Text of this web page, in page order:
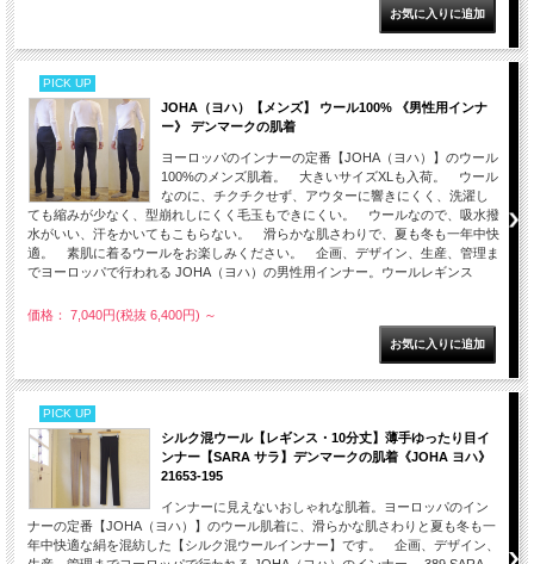
PICK UP
JOHA（ヨハ）【メンズ】 ウール100% 《男性用インナ
ー》 デンマークの肌着
ヨーロッパのインナーの定番【JOHA（ヨハ）】のウール
100%のメンズ肌着。 大きいサイズXLも入荷。 ウール
なのに、チクチクせず、アウターに響きにくく、洗濯し
ても縮みが少なく、型崩れしにくく毛玉もできにくい。 ウールなので、吸水撥
水がいい、汗をかいてもこもらない。 滑らかな肌さわりで、夏も冬も一年中快
適。 素肌に着るウールをお楽しみください。 企画、デザイン、生産、管理ま
でヨーロッパで行われる JOHA（ヨハ）の男性用インナー。ウールレギンス
価格： 7,040円(税抜 6,400円) ～
PICK UP
シルク混ウール【レギンス・10分丈】薄手ゆったり目イ
ンナー【SARA サラ】デンマークの肌着《JOHA ヨハ》
21653-195
インナーに見えないおしゃれな肌着。ヨーロッパのイン
ナーの定番【JOHA（ヨハ）】のウール肌着に、滑らかな肌さわりと夏も冬も一
年中快適な絹を混紡した【シルク混ウールインナー】です。 企画、デザイン、